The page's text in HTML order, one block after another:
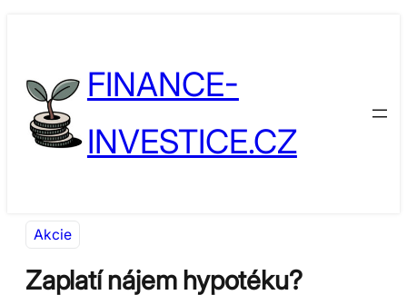
FINANCE-
INVESTICE.CZ
Akcie
Zaplatí nájem hypotéku?